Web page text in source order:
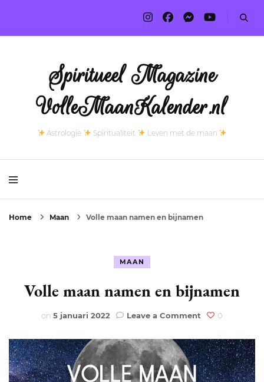
Spiritueel Magazine
VolleMaanKalender.nl
Astrologie Spiritualiteit Leven met de maan
Home Maan Volle maan namen en bijnamen
MAAN
Volle maan namen en bijnamen
on 5 januari 2022 Leave a Comment on
maan
namen
en
bijnamen
0